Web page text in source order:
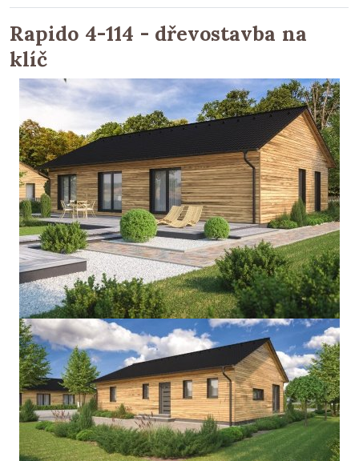
Rapido 4-114 - dřevostavba na
klíč